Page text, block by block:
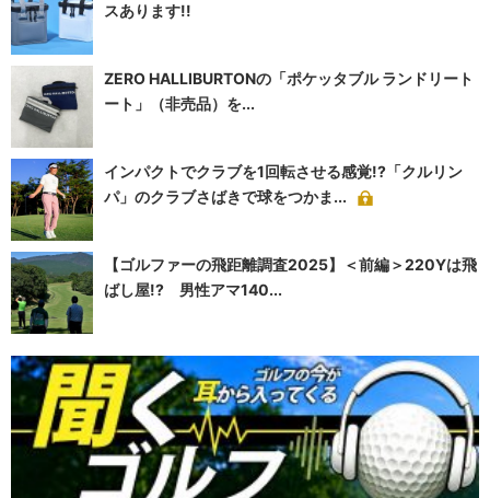
スあります!!
ZERO HALLIBURTONの「ポケッタブル ランドリート
ート」（非売品）を...
インパクトでクラブを1回転させる感覚!?「クルリン
パ」のクラブさばきで球をつかま...
【ゴルファーの飛距離調査2025】＜前編＞220Yは飛
ばし屋!? 男性アマ140...